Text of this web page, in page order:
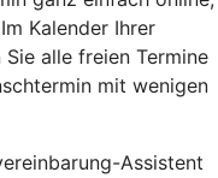
Kalender Ihrer
alle freien Termine
mit wenigen
Assistent